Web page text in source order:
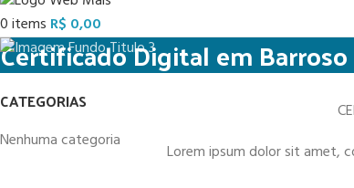
0items R$ 0,00
Certificado Digital em Barroso
CATEGORIAS
Nenhuma categoria
Lorem ipsum dolor sit amet,